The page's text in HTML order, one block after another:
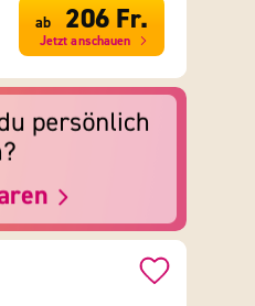
ab 206 Fr.
Jetzt anschauen